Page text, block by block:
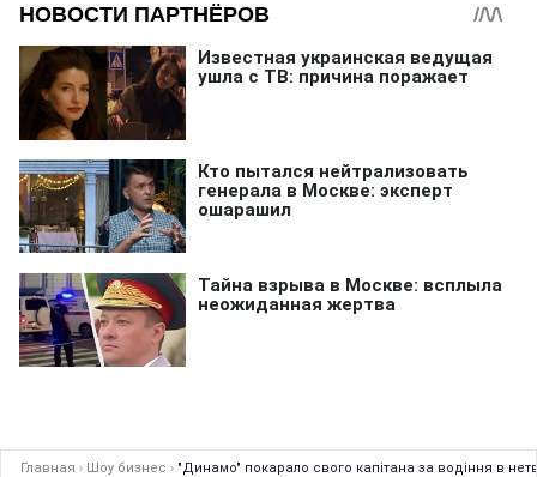
Главная › Шоу бизнес › "Динамо" покарало свого капітана за водіння в